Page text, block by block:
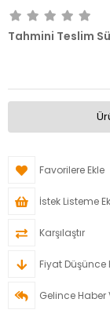
Tahmini Teslim
Favorilere Ekle
İstek Listeme
Karşılaştır
Fiyat Düşünce
Gelince Haber